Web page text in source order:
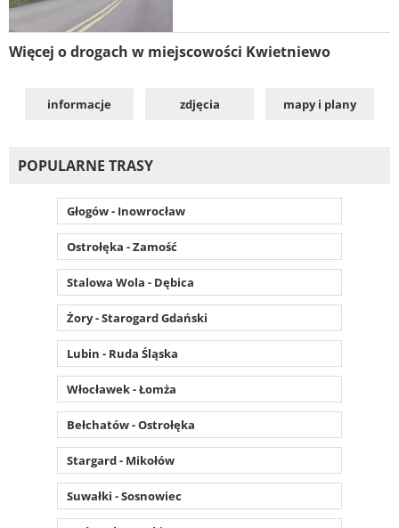
Więcej o drogach w miejscowości Kwietniewo
informacje zdjęcia mapy i plany
POPULARNE TRASY
Głogów - Inowrocław
Ostrołęka - Zamość
Stalowa Wola - Dębica
Żory - Starogard Gdański
Lubin - Ruda Śląska
Włocławek - Łomża
Bełchatów - Ostrołęka
Stargard - Mikołów
Suwałki - Sosnowiec